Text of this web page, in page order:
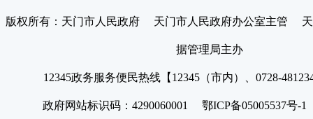
版权所有：天门市人民政府 天门市人民政府办公室主管 天
据管理局主办
12345政务服务便民热线【12345（市内）、0728-
政府网站标识码：4290060001 鄂ICP备05005537号